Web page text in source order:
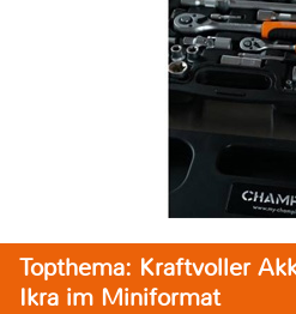
Topthema: Kraftvoller
Ikra im Miniformat